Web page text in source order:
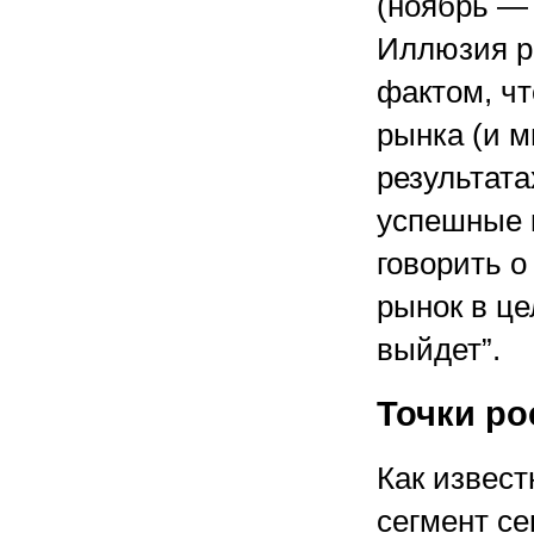
Иллюзия
фактом,
рынка (и
успешные
говорить
рынок в
выйдет”.
Точки
Как
сегмент